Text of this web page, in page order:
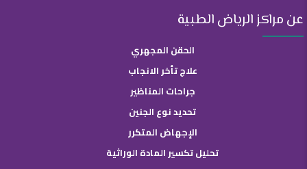
عن مراكز الرياض الطبية
الحقن المجهري
علاج تأخر الانجاب
جراحات المناظير
تحديد نوع الجنين
الإجهاض المتكرر
تحليل تكسير المادة الوراثية